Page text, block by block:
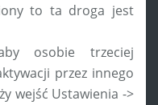
to ta droga jest
osobie trzeciej
przez innego
wejść Ustawienia ->